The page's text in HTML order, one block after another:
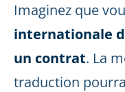
Imaginez que
internationale
un contrat. La
traduction